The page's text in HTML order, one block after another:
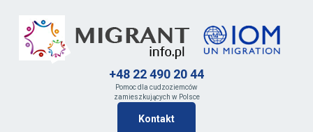
+48 22 490 20 44
Pomoc dla cudzoziemców
zamieszkujących w Polsce
Kontakt